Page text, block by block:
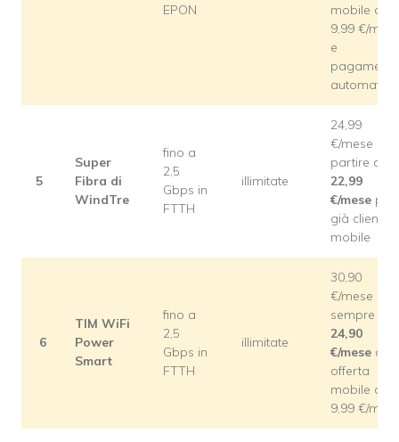
EPON
mobile da
9,99 €/
e
pagamento
automatico
5
Super
Fibra di
WindTre
fino a
2,5
Gbps in
FTTH
illimitate
24,99
€/mese o a
partire da
22,99
€/mese per
già clienti
mobile
6
TIM WiFi
Power
Smart
fino a
2,5
Gbps in
FTTH
illimitate
30,90
€/mese per
sempre o
24,90
€/mese con
offerta
mobile da
9,99 €/